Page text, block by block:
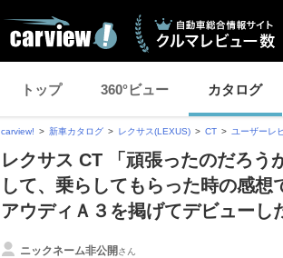
トップ 360°ビュー カタログ
carview! 新車カタログ レクサス(LEXUS) CT ユーザーレ
レクサス CT 「頑張ったのだろう
して、乗らしてもらった時の感想
アウディＡ３を掲げてデビューし
ニックネーム非公開さん